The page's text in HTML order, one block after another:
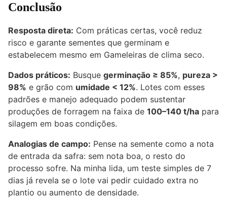
Conclusão
Resposta direta: Com práticas certas, você reduz
risco e garante sementes que germinam e
estabelecem mesmo em Gameleiras de clima seco.
Dados práticos: Busque germinação ≥ 85%, pureza >
98% e grão com umidade < 12%. Lotes com esses
padrões e manejo adequado podem sustentar
produções de forragem na faixa de 100–140 t/ha para
silagem em boas condições.
Analogias de campo: Pense na semente como a nota
de entrada da safra: sem nota boa, o resto do
processo sofre. Na minha lida, um teste simples de 7
dias já revela se o lote vai pedir cuidado extra no
plantio ou aumento de densidade.